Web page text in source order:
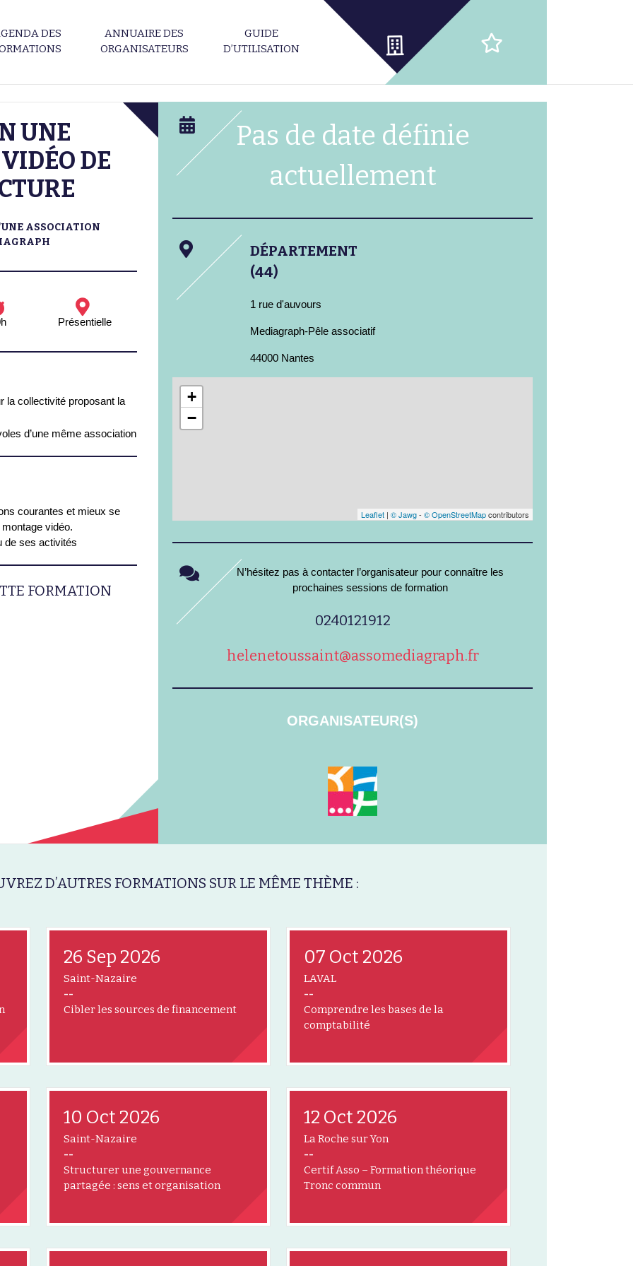
DES
ANNUAIRE DES
ORGANISATEURS
GUIDE
D’UTILISATION
UNE
DE
ASSOCIATION
Présentielle
la collectivité proposant la
d’une même association
courantes et mieux se
vidéo.
de ses activités
FORMATION
Pas de date définie
actuellement
DÉPARTEMENT
(44)
1 rue d'auvours
Mediagraph-Pêle associatif
44000 Nantes
+
−
Leaflet | © Jawg- © OpenStreetMapcontributors
N’hésitez pas à contacter l’organisateur pour connaître les
prochaines sessions de formation
0240121912
helenetoussaint@assomediagraph.fr
ORGANISATEUR(S)
D’AUTRES FORMATIONS SUR LE MÊME THÈME :
26 Sep 2026
Saint-Nazaire
--
Cibler les sources de financement
07 Oct 2026
LAVAL
--
Comprendre les bases de la
comptabilité
10 Oct 2026
Saint-Nazaire
--
Structurer une gouvernance
partagée : sens et organisation
12 Oct 2026
La Roche sur Yon
--
Certif Asso – Formation théorique
Tronc commun